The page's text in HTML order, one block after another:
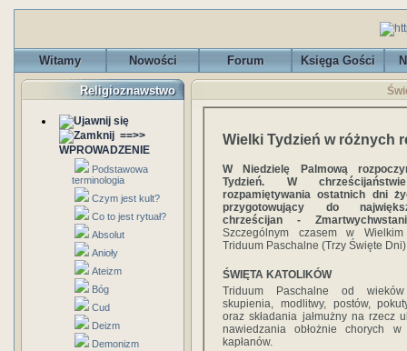
Witamy Nowości Forum Księga Gości
Religioznawstwo
==>>
WPROWADZENIE
Podstawowa
terminologia
Czym jest kult?
Co to jest rytuał?
Absolut
Anioły
Ateizm
Bóg
Cud
Deizm
Demonizm
Wielki Tydzień w różnych
W Niedzielę Palmową
Tydzień. W
rozpamiętywania ostatnich dni
przygotowujący do
chrześcijan -
Szczególnym czasem w
Triduum Paschalne (Trzy Święte
ŚWIĘTA KATOLIKÓW
Triduum Paschalne od
skupienia, modlitwy, postów,
oraz składania jałmużny na rzecz
nawiedzania obłożnie chorych
kapłanów.